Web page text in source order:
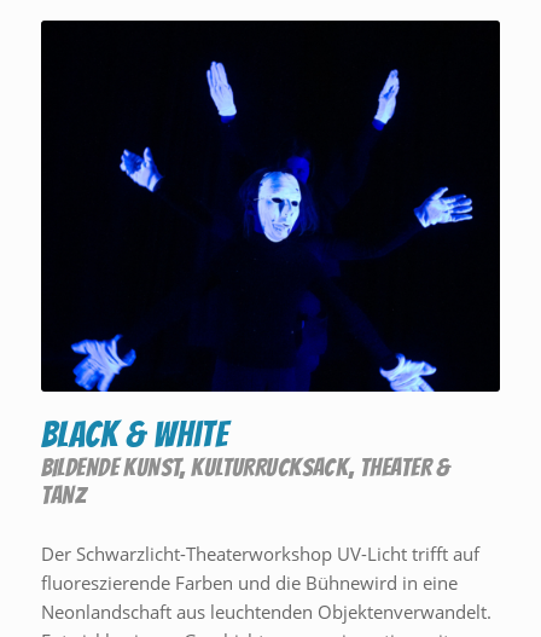
Black & White
BILDENDE KUNST,KULTURRUCKSACK, THEATER &
TANZ
Der Schwarzlicht-Theaterworkshop UV-Licht trifft auf
fluoreszierende Farben und die Bühnewird in eine
Neonlandschaft aus leuchtenden Objektenverwandelt.